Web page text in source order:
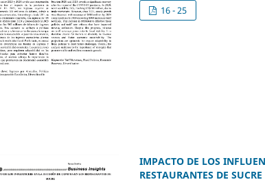
16 - 25
IMPACTO DE LOS
RESTAURANTES DE SUCRE